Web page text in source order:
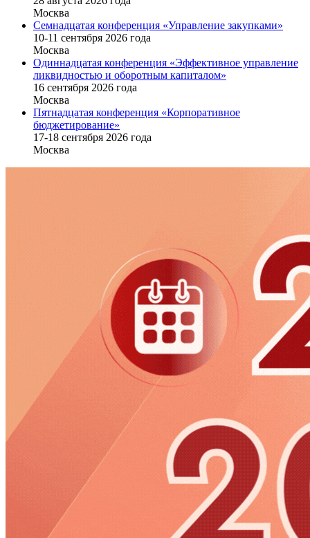
Москва
Семнадцатая конференция «Управление закупками»
10-11 сентября 2026 года
Москва
Одиннадцатая конференция «Эффективное управление
ликвидностью и оборотным капиталом»
16 cентября 2026 года
Москва
Пятнадцатая конференция «Корпоративное
бюджетирование»
17-18 сентября 2026 года
Москва